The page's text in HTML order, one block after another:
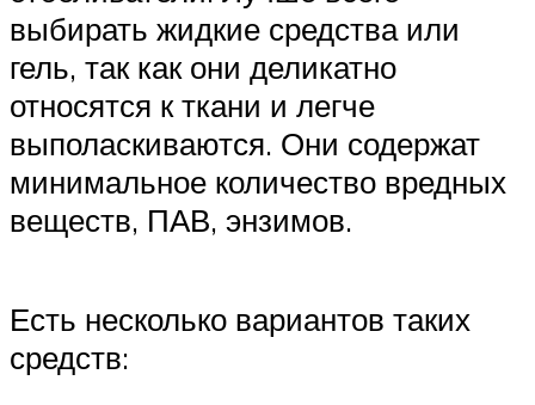
выбирать жидкие средства или
гель, так как они деликатно
относятся к ткани и легче
выполаскиваются. Они содержат
минимальное количество вредных
веществ, ПАВ, энзимов.
Есть несколько вариантов таких
средств: